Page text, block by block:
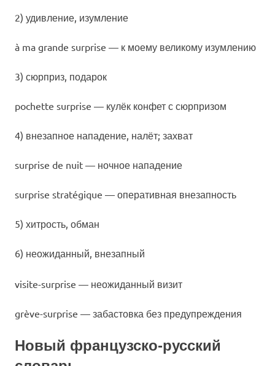
2) удивление, изумление
à ma grande surprise — к моему великому изумлению
3) сюрприз, подарок
pochette surprise — кулёк конфет с сюрпризом
4) внезапное нападение, налёт; захват
surprise de nuit — ночное нападение
surprise stratégique — оперативная внезапность
5) хитрость, обман
6) неожиданный, внезапный
visite-surprise — неожиданный визит
grève-surprise — забастовка без предупреждения
Новый французско-русский